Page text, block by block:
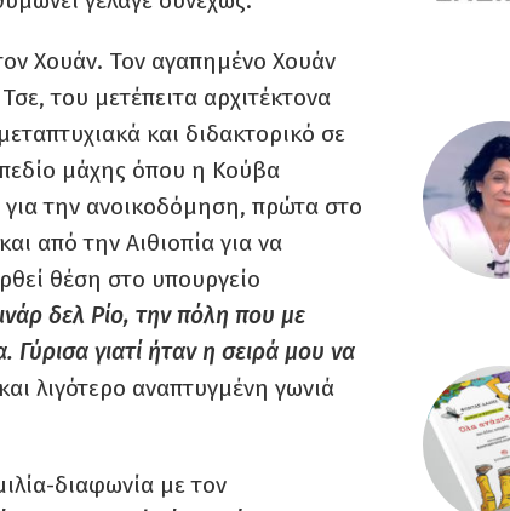
Χουάν. Τον αγαπημένο Χουάν
του μετέπειτα αρχιτέκτονα
και διδακτορικό σε
μάχης όπου η Κούβα
για την ανοικοδόμηση, πρώτα στο
από την Αιθιοπία για να
θέση στο υπουργείο
δελ Ρίο, την πόλη που με
γιατί ήταν η σειρά μου να
λιγότερο αναπτυγμένη γωνιά
διαφωνία με τον